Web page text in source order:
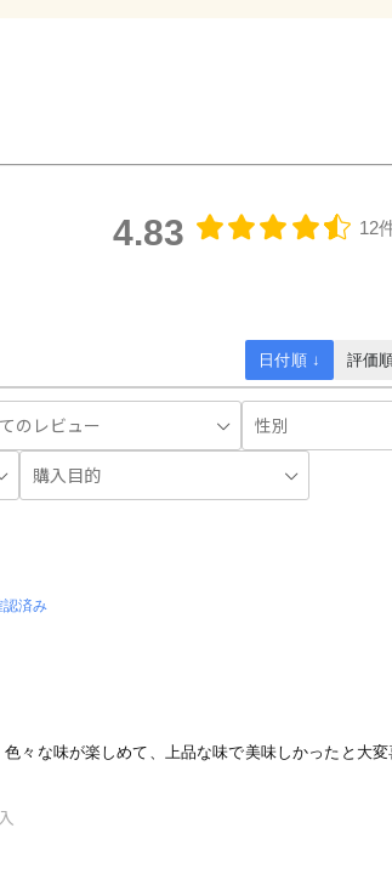
4.83 12
日付順 ↓ 評価
認済み
々な味が楽しめて、上品な味で美味しかったと大